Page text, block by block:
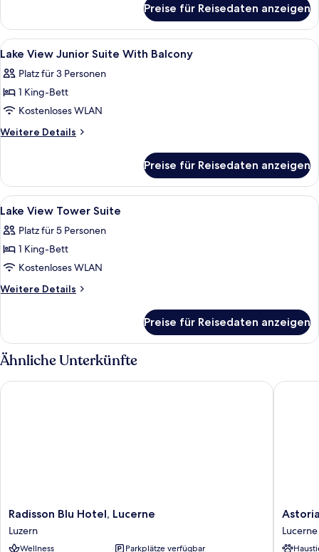
Terrace
anzeigen
View
Junior
Suite
Terrace
Preise für Reisedaten anzeigen
Alle
Fotos
für
Lake
View
Junior
Balcony
anzeigen
Hochwertige Bettwaren, kostenlose
4
Lake View Junior Suite With Balcony
Platz für 3 Personen
1 King-Bett
Kostenloses WLAN
Weitere Details
Weitere
View
Junior
Suite
Balcony
Preise für Reisedaten anzeigen
Alle
Fotos
für
Lake
View
Tower
Hochwertige Bettwaren, kostenlose
4
Lake View Tower Suite
Platz für 5 Personen
1 King-Bett
Kostenloses WLAN
Weitere Details
Weitere
View
Tower
Suite
Preise für Reisedaten anzeigen
Ähnliche Unterkünfte
Radisson
Blu
Hotel,
Radisson Blu Hotel, Lucerne
Luzern
Wellness Parkplätze verfügbar
Radisson Blu Hotel, Lucerne
Astoria
Lucerne
Lucerne
Lucerne
Astoria